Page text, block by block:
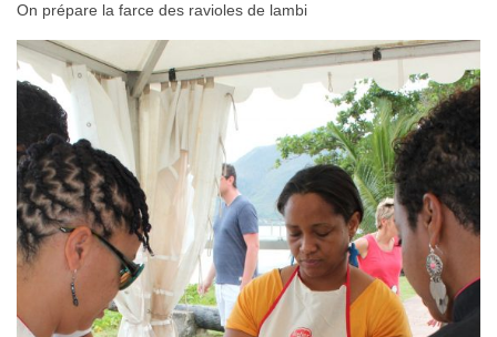
On prépare la farce des ravioles de lambi